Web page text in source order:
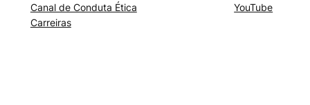
Canal de Conduta Ética
Carreiras
YouTube